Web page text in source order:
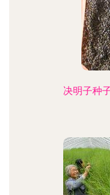
决明子种